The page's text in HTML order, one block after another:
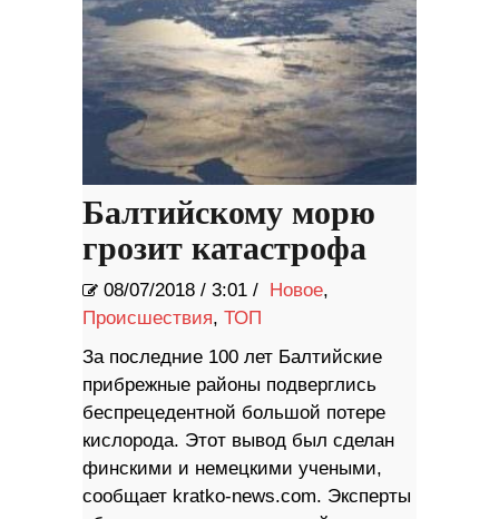
Балтийскому морю
грозит катастрофа
08/07/2018 / 3:01 / Новое,
Происшествия, ТОП
За последние 100 лет Балтийские
прибрежные районы подверглись
беспрецедентной большой потере
кислорода. Этот вывод был сделан
финскими и немецкими учеными,
сообщает kratko-news.com. Эксперты